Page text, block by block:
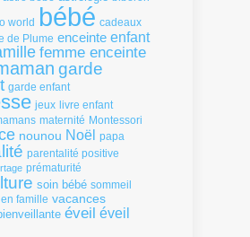
world bébé cadeaux
de Plume enceinte enfant
femme enceinte
garde
garde enfant
jeux livre enfant
maternité Montessori
nounou Noël papa
parentalité positive
prématurité
soin bébé sommeil
famille vacances
éveil éveil